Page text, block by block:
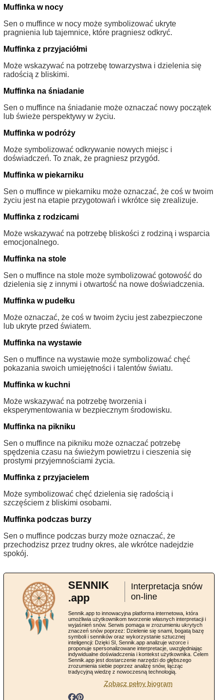
Muffinka w nocy
Sen o muffince w nocy może symbolizować ukryte
pragnienia lub tajemnice, które pragniesz odkryć.
Muffinka z przyjaciółmi
Może wskazywać na potrzebę towarzystwa i dzielenia się
radością z bliskimi.
Muffinka na śniadanie
Sen o muffince na śniadanie może oznaczać nowy początek
lub świeże perspektywy w życiu.
Muffinka w podróży
Może symbolizować odkrywanie nowych miejsc i
doświadczeń. To znak, że pragniesz przygód.
Muffinka w piekarniku
Sen o muffince w piekarniku może oznaczać, że coś w twoim
życiu jest na etapie przygotowań i wkrótce się zrealizuje.
Muffinka z rodzicami
Może wskazywać na potrzebę bliskości z rodziną i wsparcia
emocjonalnego.
Muffinka na stole
Sen o muffince na stole może symbolizować gotowość do
dzielenia się z innymi i otwartość na nowe doświadczenia.
Muffinka w pudełku
Może oznaczać, że coś w twoim życiu jest zabezpieczone
lub ukryte przed światem.
Muffinka na wystawie
Sen o muffince na wystawie może symbolizować chęć
pokazania swoich umiejętności i talentów światu.
Muffinka w kuchni
Może wskazywać na potrzebę tworzenia i
eksperymentowania w bezpiecznym środowisku.
Muffinka na pikniku
Sen o muffince na pikniku może oznaczać potrzebę
spędzenia czasu na świeżym powietrzu i cieszenia się
prostymi przyjemnościami życia.
Muffinka z przyjacielem
Może symbolizować chęć dzielenia się radością i
szczęściem z bliskimi osobami.
Muffinka podczas burzy
Sen o muffince podczas burzy może oznaczać, że
przechodzisz przez trudny okres, ale wkrótce nadejdzie
spokój.
SENNIK
.app
Interpretacja snów
on-line
Sennik.app to innowacyjna platforma internetowa, która
umożliwia użytkownikom tworzenie własnych interpretacji i
wyjaśnień snów. Serwis pomaga w zrozumieniu ukrytych
znaczeń snów poprzez: Dzielenie się snami, bogatą bazę
symboli i senników oraz wykorzystanie sztucznej
inteligencji: Dzięki SI, Sennik.app analizuje wzorce i
proponuje spersonalizowane interpretacje, uwzględniając
indywidualne doświadczenia i kontekst użytkownika. Celem
Sennik.app jest dostarczenie narzędzi do głębszego
zrozumienia siebie poprzez analizę snów, łącząc
tradycyjną wiedzę z nowoczesną technologią.
Zobacz pełny biogram